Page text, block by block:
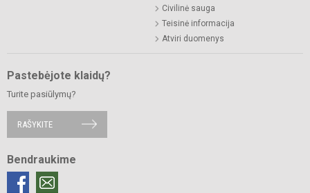
Civilinė sauga
Teisinė informacija
Atviri duomenys
Pastebėjote klaidų?
Turite pasiūlymų?
RAŠYKITE
Bendraukime